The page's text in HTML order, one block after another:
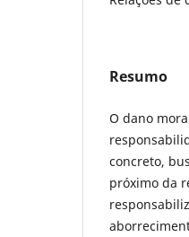
Resumo
O dano
concreto,
próximo da